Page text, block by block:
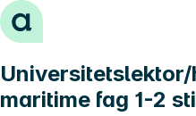
Hopp til innhold
maritime fag 1-2